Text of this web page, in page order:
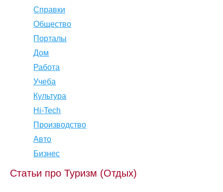
Справки
Общество
Порталы
Дом
Работа
Учеба
Культура
Hi-Tech
Производство
Авто
Бизнес
Статьи про Туризм (Отдых)